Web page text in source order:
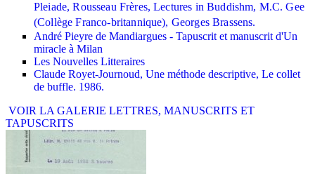
Pleiade, Rousseau Frères, Lectures in Buddishm, M.C. Gee
(Collège Franco-britannique), Georges Brassens.
André Pieyre de Mandiargues - Tapuscrit et manuscrit d'Un
miracle à Milan
Les Nouvelles Litteraires
Claude Royet-Journoud, Une méthode descriptive, Le collet
de buffle. 1986.
VOIR LA GALERIE LETTRES, MANUSCRITS ET
TAPUSCRITS